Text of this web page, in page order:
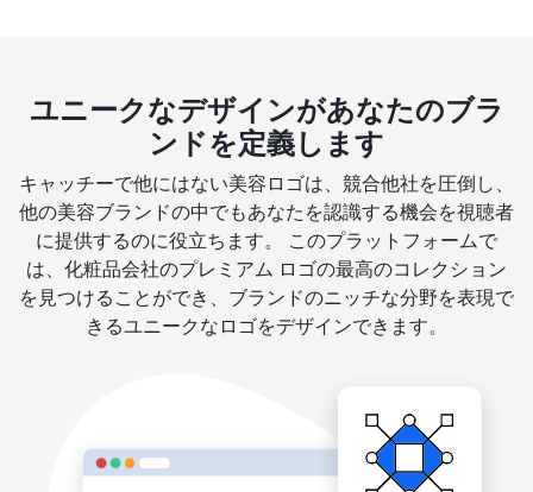
ユニークなデザインがあなたのブラ
ンドを定義します
キャッチーで他にはない美容ロゴは、競合他社を圧倒し、
他の美容ブランドの中でもあなたを認識する機会を視聴者
に提供するのに役立ちます。 このプラットフォームで
は、化粧品会社のプレミアム ロゴの最高のコレクション
を見つけることができ、ブランドのニッチな分野を表現で
きるユニークなロゴをデザインできます。